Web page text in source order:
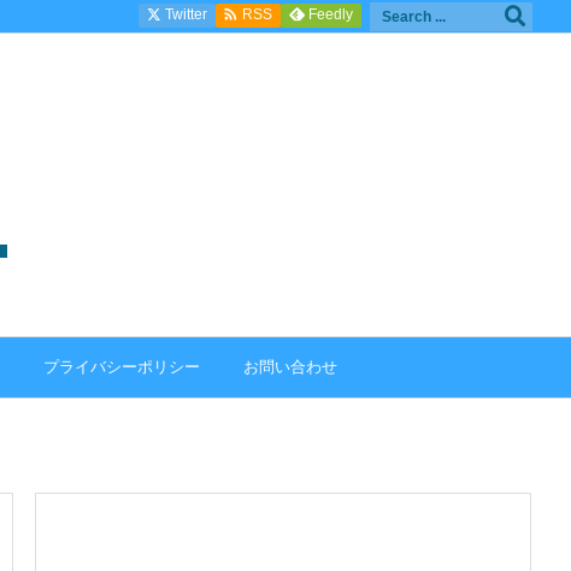
プライバシーポリシー お問い合わせ
Twitter  RSS Feedly